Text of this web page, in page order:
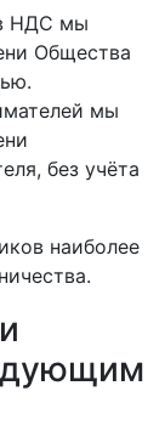
НДС мы
Общества
мы
без учёта
наиболее